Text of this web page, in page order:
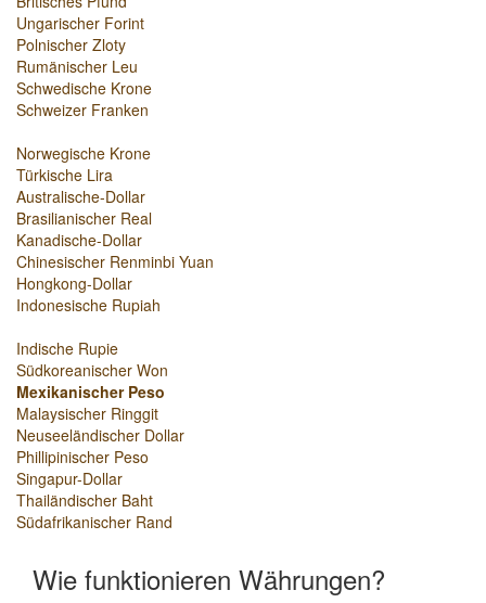
Ungarischer Forint
Polnischer Zloty
Rumänischer Leu
Schwedische Krone
Schweizer Franken
Norwegische Krone
Türkische Lira
Australische-Dollar
Brasilianischer Real
Kanadische-Dollar
Chinesischer Renminbi Yuan
Hongkong-Dollar
Indonesische Rupiah
Indische Rupie
Südkoreanischer Won
Mexikanischer Peso
Malaysischer Ringgit
Neuseeländischer Dollar
Phillipinischer Peso
Singapur-Dollar
Thailändischer Baht
Südafrikanischer Rand
Wie funktionieren Währungen?